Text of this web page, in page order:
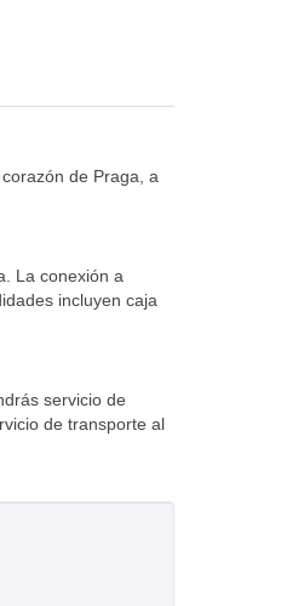
de Praga, a
La conexión a
incluyen caja
servicio de
de transporte al